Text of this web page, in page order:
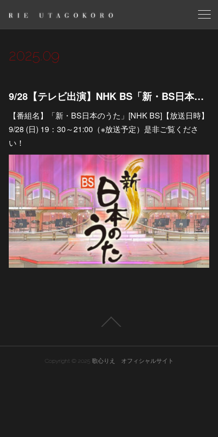
2025.09
9/28【テレビ出演】NHK BS「新・BS日本のうた」
【番組名】「新・BS日本のうた」[NHK BS]【放送日時】
9/28 (日) 19：30～21:00（※放送予定）是非ご覧くださ
い！
Copyright © 2025 歌心りえ オフィシャルサイト